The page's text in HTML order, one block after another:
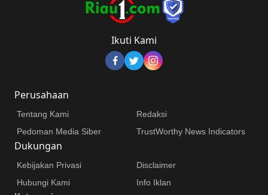
Ikuti Kami
Perusahaan
Tentang Kami
Redaksi
Pedoman Media Siber
TrustWorthy News Indicators
Dukungan
Kebijakan Privasi
Disclaimer
Hubungi Kami
Info Iklan